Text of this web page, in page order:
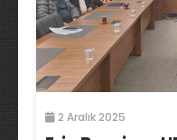
2 Aralık 2025